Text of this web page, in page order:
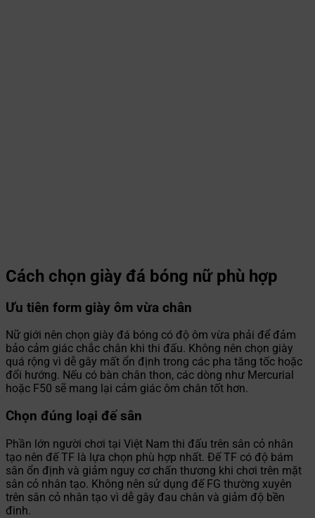
Cách chọn giày đá bóng nữ phù hợp
Ưu tiên form giày ôm vừa chân
Nữ giới nên chọn giày đá bóng có độ ôm vừa phải để đảm
bảo cảm giác chắc chân khi thi đấu. Không nên chọn giày
quá rộng vì dễ gây mất ổn định trong các pha tăng tốc hoặc
đổi hướng. Nếu có bàn chân thon, các dòng như Mercurial
hoặc F50 sẽ mang lại cảm giác ôm chân tốt hơn.
Chọn đúng loại đế sân
Phần lớn người chơi tại Việt Nam thi đấu trên sân cỏ nhân
tạo nên đế TF là lựa chọn phù hợp nhất. Đế TF có độ bám
sân ổn định và giảm nguy cơ chấn thương khi chơi trên mặt
sân cỏ nhân tạo. Không nên sử dụng đế FG thường xuyên
trên sân cỏ nhân tạo vì dễ gây đau chân và giảm độ bền
đinh.